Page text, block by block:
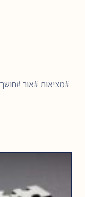
מציאות אור חושך